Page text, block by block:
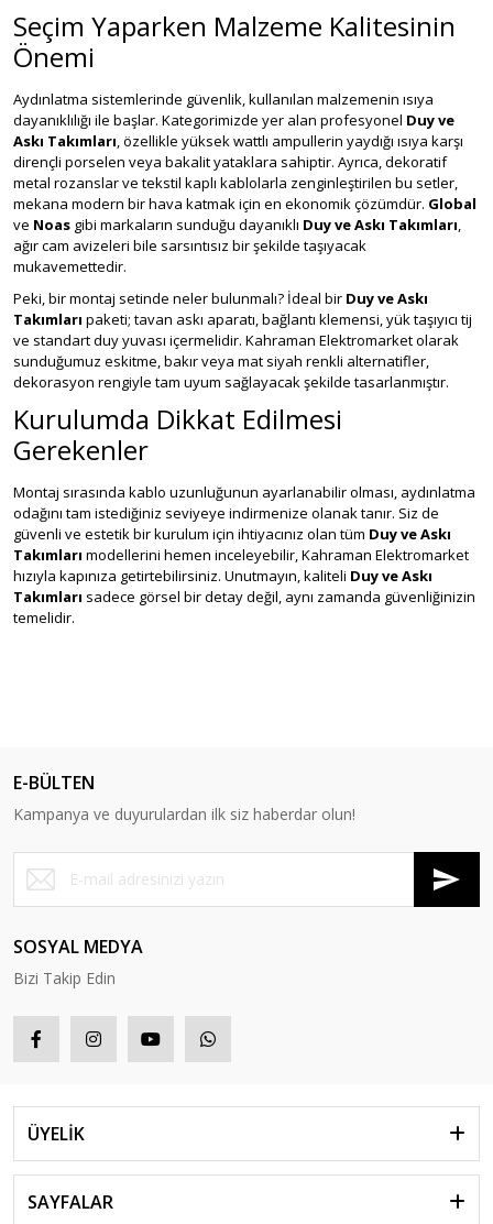
Seçim Yaparken Malzeme Kalitesinin
Önemi
Aydınlatma sistemlerinde güvenlik, kullanılan malzemenin ısıya
dayanıklılığı ile başlar. Kategorimizde yer alan profesyonel Duy ve
Askı Takımları , özellikle yüksek wattlı ampullerin yaydığı ısıya karşı
dirençli porselen veya bakalit yataklara sahiptir. Ayrıca, dekoratif
metal rozanslar ve tekstil kaplı kablolarla zenginleştirilen bu setler,
mekana modern bir hava katmak için en ekonomik çözümdür. Global
ve Noas gibi markaların sunduğu dayanıklı Duy ve Askı Takımları
ağır cam avizeleri bile sarsıntısız bir şekilde taşıyacak
mukavemettedir.
Peki, bir montaj setinde neler bulunmalı? İdeal bir Duy ve Askı
Takımları paketi; tavan askı aparatı, bağlantı klemensi, yük taşıyıcı tij
ve standart duy yuvası içermelidir. Kahraman Elektromarket olarak
sunduğumuz eskitme, bakır veya mat siyah renkli alternatifler,
dekorasyon rengiyle tam uyum sağlayacak şekilde tasarlanmıştır.
Kurulumda Dikkat Edilmesi
Gerekenler
Montaj sırasında kablo uzunluğunun ayarlanabilir olması, aydınlatma
odağını tam istediğiniz seviyeye indirmenize olanak tanır. Siz de
güvenli ve estetik bir kurulum için ihtiyacınız olan tüm Duy ve Askı
Takımları modellerini hemen inceleyebilir, Kahraman Elektromarket
hızıyla kapınıza getirtebilirsiniz. Unutmayın, kaliteli Duy ve Askı
Takımları sadece görsel bir detay değil, aynı zamanda güvenliğinizin
temelidir.
E-BÜLTEN
Kampanya ve duyurulardan ilk siz haberdar olun!
SOSYAL MEDYA
Bizi Takip Edin
ÜYELİK
SAYFALAR